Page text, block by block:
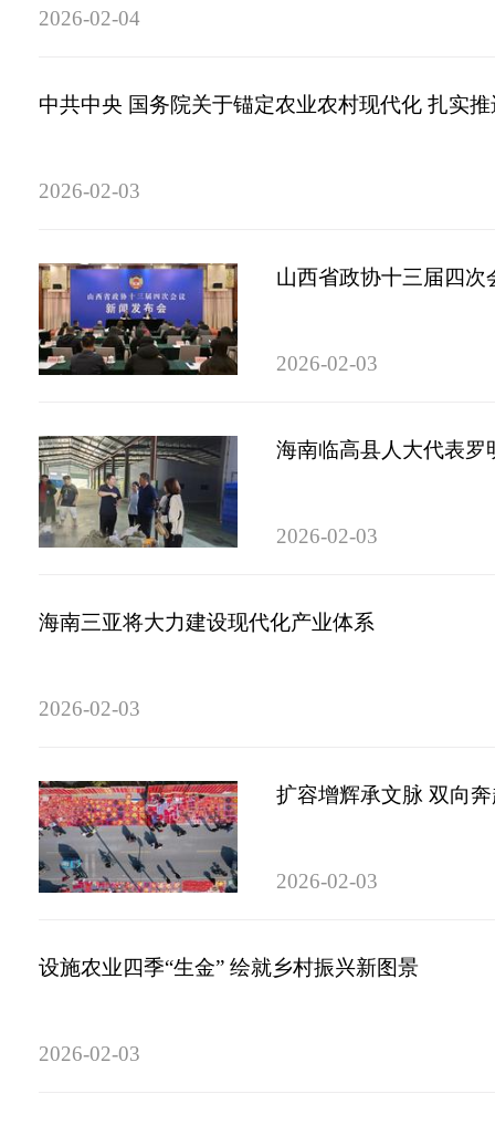
2026-02-04
中共中央 国务院关于锚定农业农村现代化 扎实
2026-02-03
山西省政协十三届四次
2026-02-03
海南临高县人大代表罗
2026-02-03
海南三亚将大力建设现代化产业体系
2026-02-03
扩容增辉承文脉 双向
2026-02-03
设施农业四季“生金” 绘就乡村振兴新图景
2026-02-03